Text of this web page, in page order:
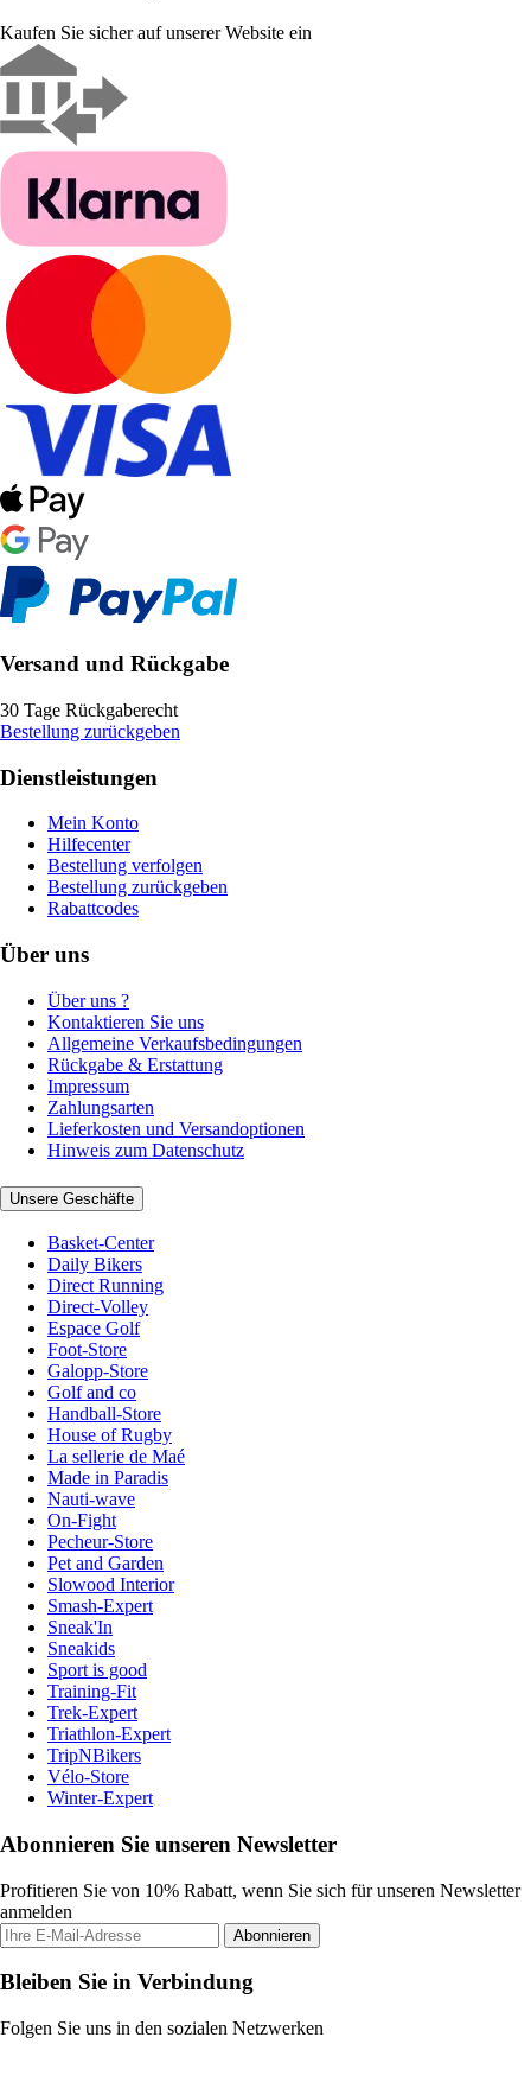
Kaufen Sie sicher auf unserer Website ein
Versand und Rückgabe
30 Tage Rückgaberecht
Bestellung zurückgeben
Dienstleistungen
Mein Konto
Hilfecenter
Bestellung verfolgen
Bestellung zurückgeben
Rabattcodes
Über uns
Über uns ?
Kontaktieren Sie uns
Allgemeine Verkaufsbedingungen
Rückgabe & Erstattung
Impressum
Zahlungsarten
Lieferkosten und Versandoptionen
Hinweis zum Datenschutz
Unsere Geschäfte
Basket-Center
Daily Bikers
Direct Running
Direct-Volley
Espace Golf
Foot-Store
Galopp-Store
Golf and co
Handball-Store
House of Rugby
La sellerie de Maé
Made in Paradis
Nauti-wave
On-Fight
Pecheur-Store
Pet and Garden
Slowood Interior
Smash-Expert
Sneak'In
Sneakids
Sport is good
Training-Fit
Trek-Expert
Triathlon-Expert
TripNBikers
Vélo-Store
Winter-Expert
Abonnieren Sie unseren Newsletter
Profitieren Sie von 10% Rabatt, wenn Sie sich für unseren Newsletter
anmelden
Abonnieren
Bleiben Sie in Verbindung
Folgen Sie uns in den sozialen Netzwerken